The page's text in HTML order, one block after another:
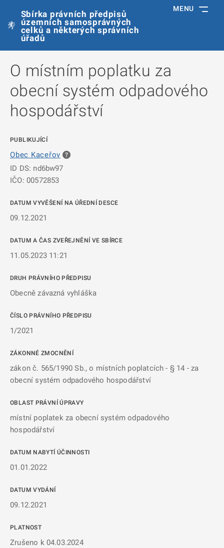
Sbírka právních předpisů
územních samosprávných
celků a některých správních
úřadů
MENU
O místním poplatku za
obecní systém odpadového
hospodářství
PUBLIKUJÍCÍ
Obec Kaceřov
ID DS: nd6bw97
IČO: 00572853
DATUM VYVĚŠENÍ NA ÚŘEDNÍ DESCE
09.12.2021
DATUM A ČAS ZVEŘEJNĚNÍ VE SBÍRCE
11.05.2023 11:21
DRUH PRÁVNÍHO PŘEDPISU
Obecně závazná vyhláška
ČÍSLO PRÁVNÍHO PŘEDPISU
1/2021
ZÁKONNÉ ZMOCNĚNÍ
zákon č. 565/1990 Sb., o místních poplatcích - § 14 - za
obecní systém odpadového hospodářství
OBLAST PRÁVNÍ ÚPRAVY
místní poplatek za obecní systém odpadového
hospodářství
DATUM NABYTÍ ÚČINNOSTI
01.01.2022
DATUM VYDÁNÍ
09.12.2021
PLATNOST
Zrušeno k 04.03.2024